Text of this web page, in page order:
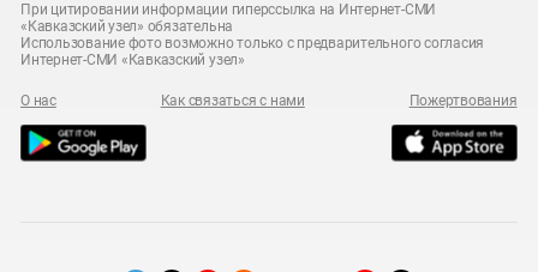
При цитировании информации гиперссылка на Интернет-СМИ
«Кавказский узел» обязательна
Использование фото возможно только с предварительного согласия
Интернет-СМИ «Кавказский узел»
О нас Как связаться с нами Пожертвования